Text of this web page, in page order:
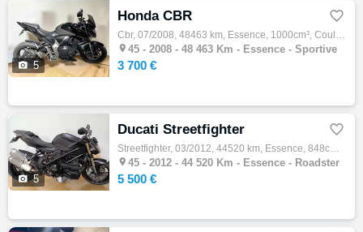
 5
Honda CBR 
Cbr, 07/2008, 48463 km, Essence, 1000cm³, Couleur noir, 3700 € Equipements : HONDA CB1000R OCCASION ENTRETIEN A JOUR ET CONTROLE TECHNIQUE …
 45 - 2008 - 48 463 Km - Essence - Sportive
3 700 €
 5
Ducati Streetfighter 
Streetfighter, 03/2012, 44520 km, Essence, 848cm³, Couleur noir, 5500 € Equipements : DUCATI HYPERMOTARD 939 OCCASION ENTRETIEN A JOUR ET C…
 45 - 2012 - 44 520 Km - Essence - Roadster
5 500 €